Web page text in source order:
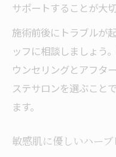
肌荒れを防ぐ
ハーブピーリ
慣
施術後に注意
肌荒れ回避の
なんば駅周辺
サポートすることが大切
施術前後にトラブルが
ッフに相談しましょう
ウンセリングとアフタ
ステサロンを選ぶこと
ます。
敏感肌に優しいハー